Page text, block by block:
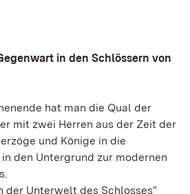
in den Schlössern von
hat man die Qual der
mit zwei Herren aus der Zeit der
und Könige in die
den Untergrund zur modernen
der Unterwelt des Schlosses“